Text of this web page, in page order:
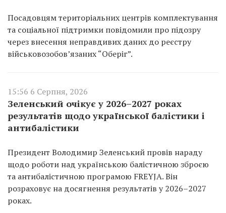
Посадовцям територіальних центрів комплектування
та соціальної підтримки повідомили про підозру
через внесення неправдивих даних до реєстру
військовозобов’язаних “Оберіг”.
15:56 6 Серпня, 2026
Зеленський очікує у 2026–2027 роках
результатів щодо української балістики і
антибалістики
Президент Володимир Зеленський провів нараду
щодо роботи над українською балістичною зброєю
та антибалістичною програмою FREYJA. Він
розраховує на досягнення результатів у 2026–2027
роках.